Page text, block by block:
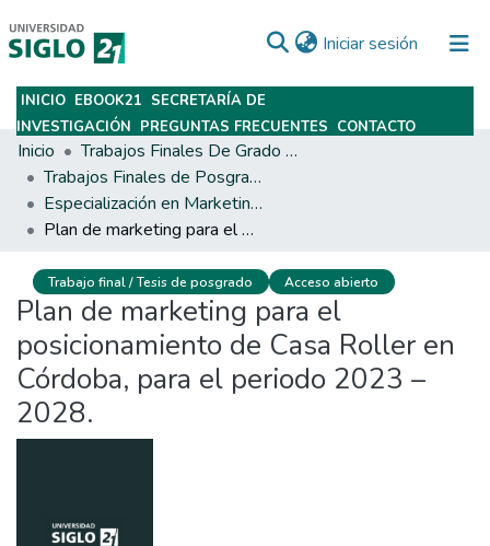
Iniciar sesión (current)
Subir
INICIO EBOOK21 SECRETARÍA DE
INVESTIGACIÓN PREGUNTAS FRECUENTES CONTACTO
Inicio
Trabajos Finales De Grado Y Posgrado
Trabajos Finales de Posgrados y Maestrías
Especialización en Marketing y Dirección Comercial
Plan de marketing para el posicionamiento de Casa Roller en Córdoba, para el periodo 2023 – 2028.
Trabajo final / Tesis de posgrado Acceso abierto
Plan de marketing para el
posicionamiento de Casa Roller en
Córdoba, para el periodo 2023 –
2028.